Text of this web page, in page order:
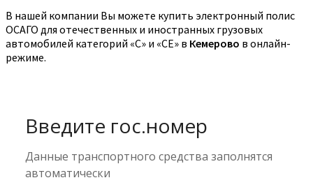
В нашей компании Вы можете купить электронный полис
ОСАГО для отечественных и иностранных грузовых
автомобилей категорий «C» и «CE» в Кемерово в онлайн-
режиме.